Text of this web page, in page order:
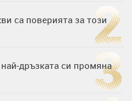
са поверията за този
дръзката си промяна